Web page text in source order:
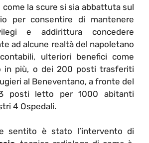
la scure si sia abbattuta sul
per consentire di mantenere
e addirittura concedere
ad alcune realtà del napoletano
ulteriori benefici come
in più, o dei 200 posti trasferiti
al Beneventano, a fronte del
posti letto per 1000 abitanti
4 Ospedali.
sentito è stato l’intervento di